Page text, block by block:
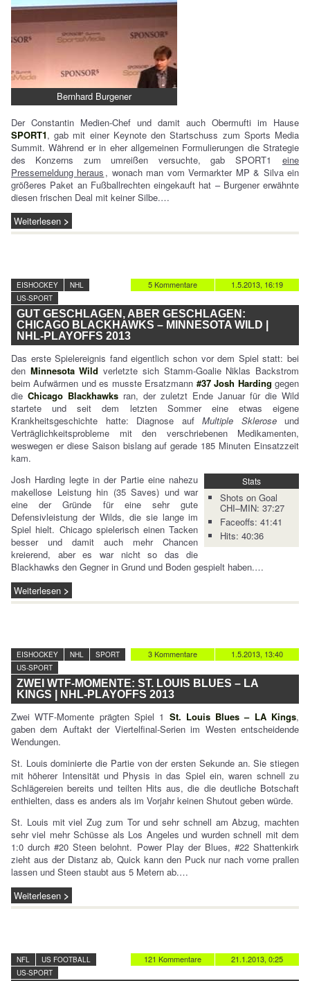
Bernhard Burgener
Der Constantin Medien-Chef und damit auch Obermufti im Hause
SPORT1, gab mit einer Keynote den Startschuss zum Sports Media
Summit. Während er in eher allgemeinen Formulierungen die Strategie
des Konzerns zum umreißen versuchte, gab SPORT1
eine
Pressemeldung heraus , wonach man vom Vermarkter MP & Silva ein
größeres Paket an Fußballrechten eingekauft hat – Burgener erwähnte
diesen frischen Deal mit keiner Silbe.…
Weiterlesen
1.5.2013, 16:19
5 Kommentare
EISHOCKEY
NHL
US-SPORT
GUT GESCHLAGEN, ABER GESCHLAGEN:
CHICAGO BLACKHAWKS – MINNESOTA WILD |
NHL-PLAYOFFS 2013
Das erste Spielereignis fand eigentlich schon vor dem Spiel statt: bei
den Minnesota Wild verletzte sich Stamm-Goalie Niklas Backstrom
beim Aufwärmen und es musste Ersatzmann #37 Josh Harding gegen
die Chicago Blackhawks ran, der zuletzt Ende Januar für die Wild
startete und seit dem letzten Sommer eine etwas eigene
Krankheitsgeschichte hatte: Diagnose auf Multiple Skleroseund
Verträglichkeitsprobleme mit den verschriebenen Medikamenten,
weswegen er diese Saison bislang auf gerade 185 Minuten Einsatzzeit
kam.
Stats
Shots on Goal
CHI–MIN: 37:27
Faceoffs: 41:41
Hits: 40:36
Josh Harding legte in der Partie eine nahezu
makellose Leistung hin (35 Saves) und war
eine der Gründe für eine sehr gute
Defensivleistung der Wilds, die sie lange im
Spiel hielt. Chicago spielerisch einen Tacken
besser und damit auch mehr Chancen
kreierend, aber es war nicht so das die
Blackhawks den Gegner in Grund und Boden gespielt haben.…
Weiterlesen
1.5.2013, 13:40
3 Kommentare
EISHOCKEY NHL
SPORT
US-SPORT
ZWEI WTF-MOMENTE: ST. LOUIS BLUES – LA
KINGS | NHL-PLAYOFFS 2013
Zwei WTF-Momente prägten Spiel 1 St. Louis Blues – LA Kings,
gaben dem Auftakt der Viertelfinal-Serien im Westen entscheidende
Wendungen.
St. Louis dominierte die Partie von der ersten Sekunde an. Sie stiegen
mit höherer Intensität und Physis in das Spiel ein, waren schnell zu
Schlägereien bereits und teilten Hits aus, die die deutliche Botschaft
enthielten, dass es anders als im Vorjahr keinen Shutout geben würde.
St. Louis mit viel Zug zum Tor und sehr schnell am Abzug, machten
sehr viel mehr Schüsse als Los Angeles und wurden schnell mit dem
1:0 durch #20 Steen belohnt. Power Play der Blues, #22 Shattenkirk
zieht aus der Distanz ab, Quick kann den Puck nur nach vorne prallen
lassen und Steen staubt aus 5 Metern ab.…
Weiterlesen
21.1.2013, 0:25
121 Kommentare
NFL
US FOOTBALL
US-SPORT